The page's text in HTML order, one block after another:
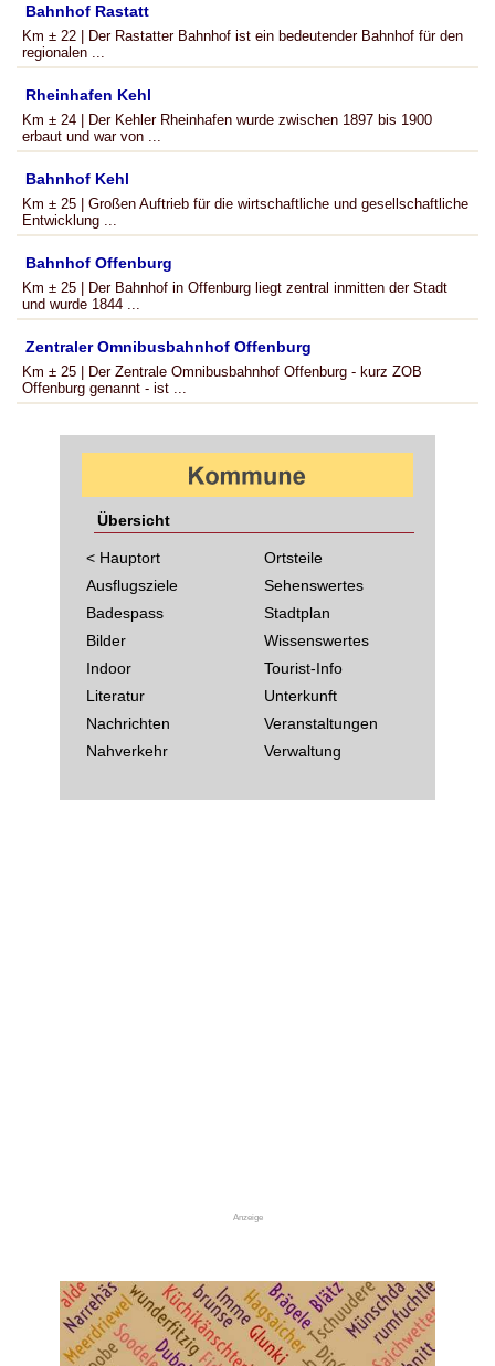
Bahnhof Rastatt
Km ± 22 | Der Rastatter Bahnhof ist ein bedeutender Bahnhof für den
regionalen ...
Rheinhafen Kehl
Km ± 24 | Der Kehler Rheinhafen wurde zwischen 1897 bis 1900
erbaut und war von ...
Bahnhof Kehl
Km ± 25 | Großen Auftrieb für die wirtschaftliche und gesellschaftliche
Entwicklung ...
Bahnhof Offenburg
Km ± 25 | Der Bahnhof in Offenburg liegt zentral inmitten der Stadt
und wurde 1844 ...
Zentraler Omnibusbahnhof Offenburg
Km ± 25 | Der Zentrale Omnibusbahnhof Offenburg - kurz ZOB
Offenburg genannt - ist ...
Übersicht
< Hauptort
Ausflugsziele
Badespass
Bilder
Indoor
Literatur
Nachrichten
Nahverkehr
Ortsteile
Sehenswertes
Stadtplan
Wissenswertes
Tourist-Info
Unterkunft
Veranstaltungen
Verwaltung
Anzeige